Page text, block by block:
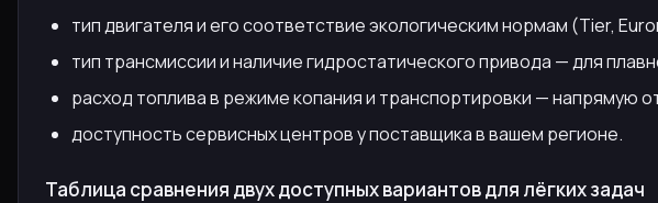
тип двигателя и его соответствие экологическим нормам (Tier,
тип трансмиссии и наличие гидростатического привода — для
расход топлива в режиме копания и транспортировки — напрямую
доступность сервисных центров у поставщика в вашем регионе.
Таблица сравнения двух доступных вариантов для лёгких задач